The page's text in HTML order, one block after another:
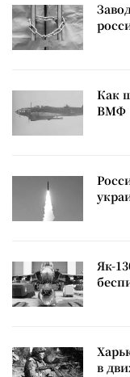
Как
ВМФ
Як-
в